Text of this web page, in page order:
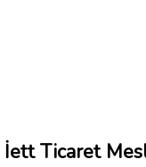
İett Ticaret